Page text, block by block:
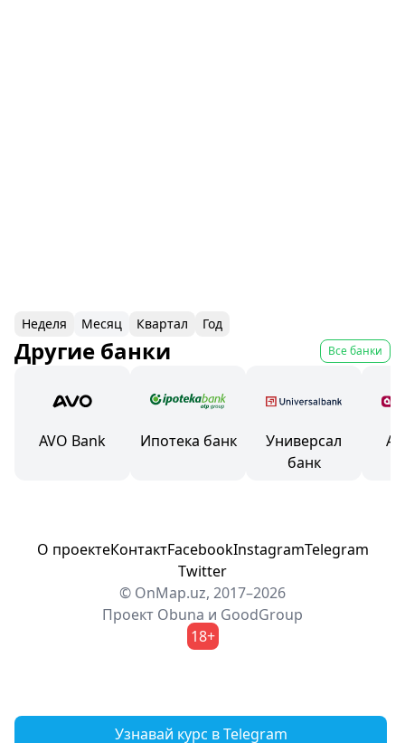
Неделя Месяц Квартал Год
Другие банки Все банки
AVO Bank Ипотека банк
Универсал
банк
О проектеКонтактFacebookInstagramTelegram
Twitter
© OnMap.uz, 2017–2026
Проект Obuna и GoodGroup
18+
Узнавай курс в Telegram